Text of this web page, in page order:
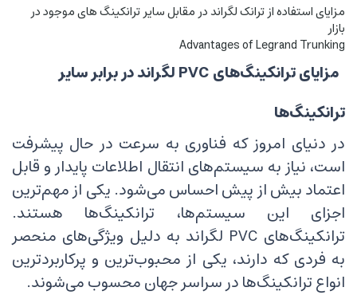
مزایای استفاده از ترانک لگراند در مقابل سایر ترانکینگ های موجود در
بازار
Advantages of Legrand Trunking
مزایای ترانکینگ‌های PVC لگراند در برابر سایر
ترانکینگ‌ها
در دنیای امروز که فناوری به سرعت در حال پیشرفت
است، نیاز به سیستم‌های انتقال اطلاعات پایدار و قابل
اعتماد بیش از پیش احساس می‌شود. یکی از مهم‌ترین
اجزای این سیستم‌ها، ترانکینگ‌ها هستند.
ترانکینگ‌های PVC لگراند به دلیل ویژگی‌های منحصر
به فردی که دارند، یکی از محبوب‌ترین و پرکاربردترین
انواع ترانکینگ‌ها در سراسر جهان محسوب می‌شوند.